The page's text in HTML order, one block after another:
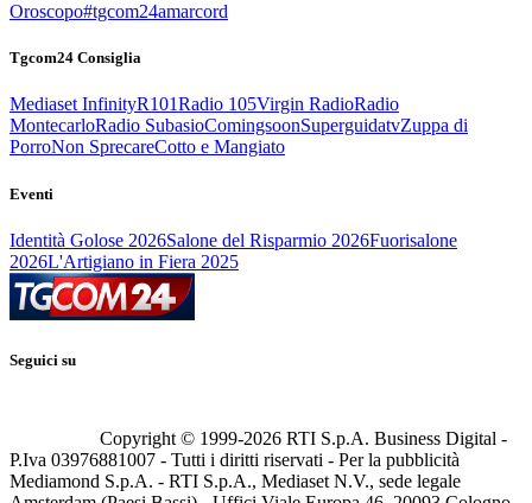
Oroscopo#tgcom24amarcord
Tgcom24 Consiglia
Mediaset InfinityR101Radio 105Virgin RadioRadio
MontecarloRadio SubasioComingsoonSuperguidatvZuppa di
PorroNon SprecareCotto e Mangiato
Eventi
Identità Golose 2026Salone del Risparmio 2026Fuorisalone
2026L'Artigiano in Fiera 2025
Seguici su
Copyright © 1999-2026 RTI S.p.A. Business Digital -
P.Iva 03976881007 - Tutti i diritti riservati - Per la pubblicità
Mediamond S.p.A. - RTI S.p.A., Mediaset N.V., sede legale